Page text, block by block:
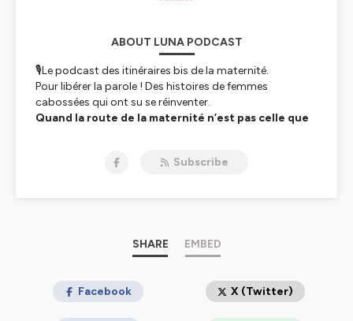
ABOUT LUNA PODCAST
🎙️Le podcast des itinéraires bis de la maternité.
Pour libérer la parole ! Des histoires de femmes
cabossées qui ont su se réinventer.
Quand la route de la maternité n’est pas celle que
mettre un pied l’un devant l’autre et continuer à
faire face à une toute autre réalité que celle qu’elles
non expliquée, de PMA, de prééclampsie, de syndrome
Subscribe
SHARE EMBED
Facebook X (Twitter)